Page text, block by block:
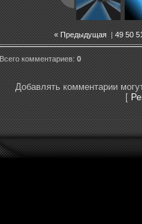
« Предыдущая | 49 50
Всего комментариев: 0
Добавлять комментарии
[